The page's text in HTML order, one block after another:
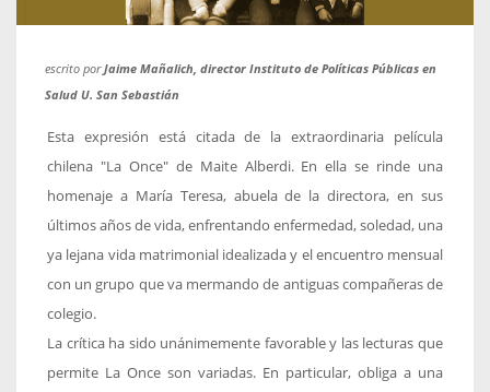
escrito porJaime Mañalich, director Instituto de Políticas Públicas en
Salud U. San Sebastián
Esta expresión está citada de la extraordinaria película
chilena "La Once" de Maite Alberdi. En ella se rinde una
homenaje a María Teresa, abuela de la directora, en sus
últimos años de vida, enfrentando enfermedad, soledad, una
ya lejana vida matrimonial idealizada y el encuentro mensual
con un grupo que va mermando de antiguas compañeras de
colegio.
La crítica ha sido unánimemente favorable y las lecturas que
permite La Once son variadas. En particular, obliga a una